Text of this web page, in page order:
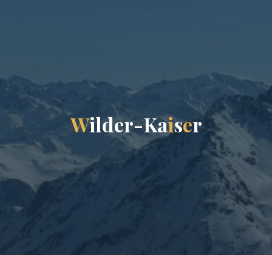
Wilder-Kaiser